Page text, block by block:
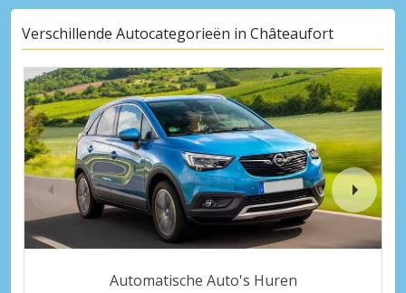
Verschillende Autocategorieën in Châteaufort
Automatische Auto's Huren